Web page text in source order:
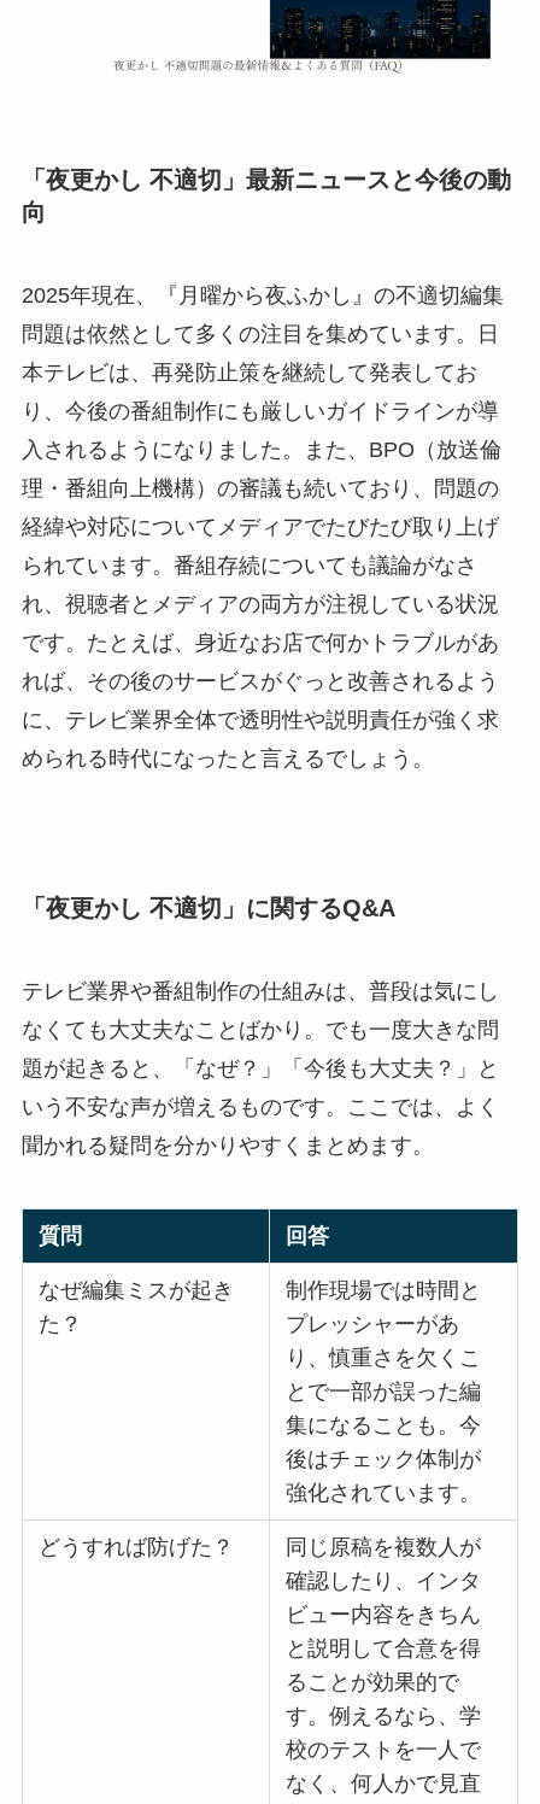
「夜更かし 不適切」最新ニュースと今後の動
向
2025年現在、『月曜から夜ふかし』の不適切編集
問題は依然として多くの注目を集めています。日
本テレビは、再発防止策を継続して発表してお
り、今後の番組制作にも厳しいガイドラインが導
入されるようになりました。また、BPO（放送倫
理・番組向上機構）の審議も続いており、問題の
経緯や対応についてメディアでたびたび取り上げ
られています。番組存続についても議論がなさ
れ、視聴者とメディアの両方が注視している状況
です。たとえば、身近なお店で何かトラブルがあ
れば、その後のサービスがぐっと改善されるよう
に、テレビ業界全体で透明性や説明責任が強く求
められる時代になったと言えるでしょう。
「夜更かし 不適切」に関するQ&A
テレビ業界や番組制作の仕組みは、普段は気にし
なくても大丈夫なことばかり。でも一度大きな問
題が起きると、「なぜ？」「今後も大丈夫？」と
いう不安な声が増えるものです。ここでは、よく
聞かれる疑問を分かりやすくまとめます。
質問 回答
なぜ編集ミスが起き
た？
制作現場では時間と
プレッシャーがあ
り、慎重さを欠くこ
とで一部が誤った編
集になることも。今
後はチェック体制が
強化されています。
どうすれば防げた？
同じ原稿を複数人が
確認したり、インタ
ビュー内容をきちん
と説明して合意を得
ることが効果的で
す。例えるなら、学
校のテストを一人で
なく、何人かで見直